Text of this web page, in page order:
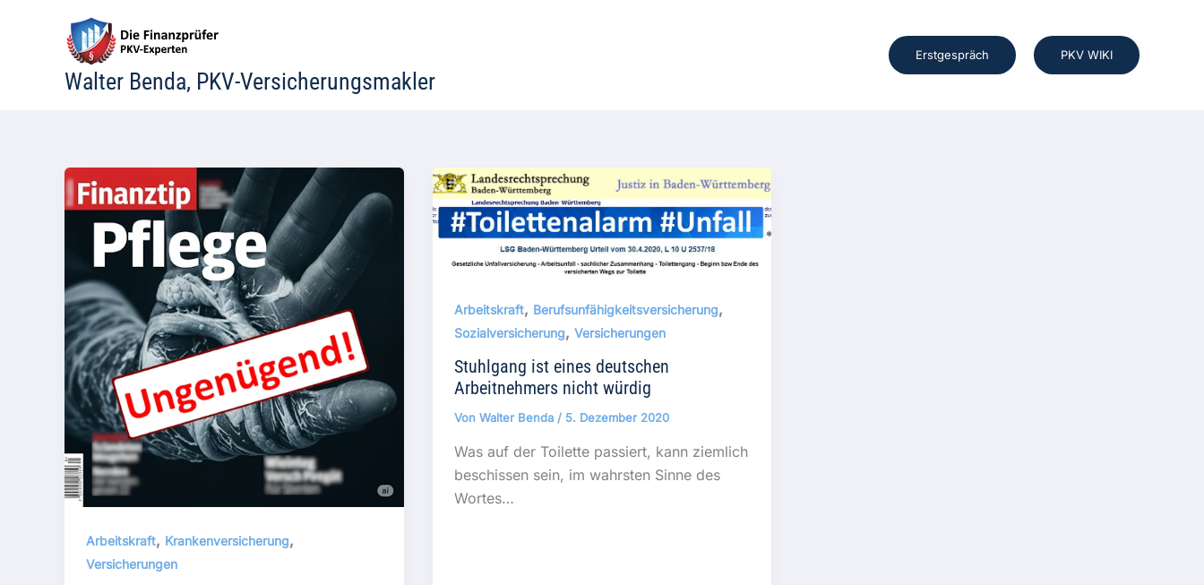
Walter Benda, PKV-Versicherungsmakler
Erstgespräch PKV WIKI
Arbeitskraft, Krankenversicherung,
Versicherungen
Arbeitskraft, Berufsunfähigkeitsversicherung,
Sozialversicherung, Versicherungen
Stuhlgang ist eines deutschen
Arbeitnehmers nicht würdig
Von Walter Benda / 5. Dezember 2020
Was auf der Toilette passiert, kann ziemlich
beschissen sein, im wahrsten Sinne des
Wortes…